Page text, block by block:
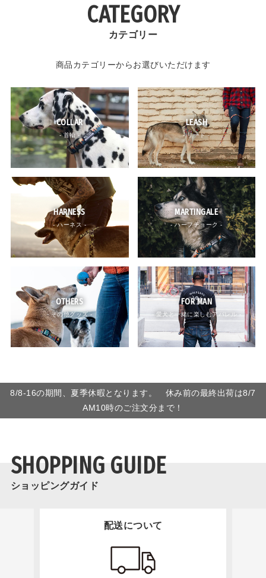
CATEGORY
カテゴリー
商品カテゴリーからお選びいただけます
COLLAR
- 首輪 -
LEASH
- リード -
HARNESS
- ハーネス -
MARTINGALE
- ハーフチョーク -
OTHERS
- その他グッズ -
FOR MAN
- 愛犬と一緒に楽しむアパレル -
8/8-16の期間、夏季休暇となります。 休み前の最終出荷は8/7
AM10時のご注文分まで！
SHOPPING GUIDE
ショッピングガイド
配送について